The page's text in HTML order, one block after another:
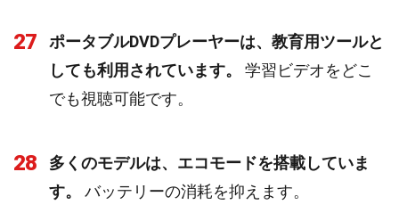
27
ポータブルDVDプレーヤーは、教育用ツールと
しても利用されています。
学習ビデオをどこ
でも視聴可能です。
28
多くのモデルは、エコモードを搭載していま
す。
バッテリーの消耗を抑えます。